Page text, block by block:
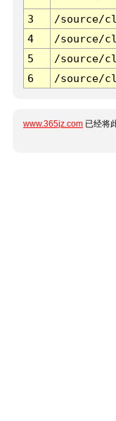
3 /source/
4
/source/
5
/source/
6
/source/
www.365jz.com 已经将